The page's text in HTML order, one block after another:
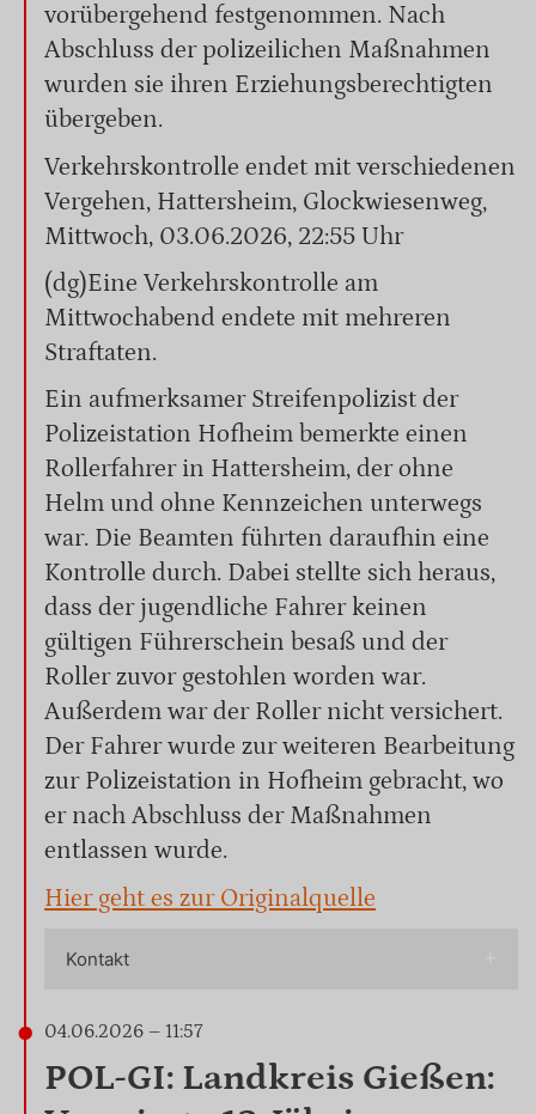
vorübergehend festgenommen. Nach
Abschluss der polizeilichen Maßnahmen
wurden sie ihren Erziehungsberechtigten
übergeben.
Verkehrskontrolle endet mit verschiedenen
Vergehen, Hattersheim, Glockwiesenweg,
Mittwoch, 03.06.2026, 22:55 Uhr
(dg)Eine Verkehrskontrolle am
Mittwochabend endete mit mehreren
Straftaten.
Ein aufmerksamer Streifenpolizist der
Polizeistation Hofheim bemerkte einen
Rollerfahrer in Hattersheim, der ohne
Helm und ohne Kennzeichen unterwegs
war. Die Beamten führten daraufhin eine
Kontrolle durch. Dabei stellte sich heraus,
dass der jugendliche Fahrer keinen
gültigen Führerschein besaß und der
Roller zuvor gestohlen worden war.
Außerdem war der Roller nicht versichert.
Der Fahrer wurde zur weiteren Bearbeitung
zur Polizeistation in Hofheim gebracht, wo
er nach Abschluss der Maßnahmen
entlassen wurde.
Hier geht es zur Originalquelle
Kontakt
04.06.2026 – 11:57
POL-GI: Landkreis Gießen: